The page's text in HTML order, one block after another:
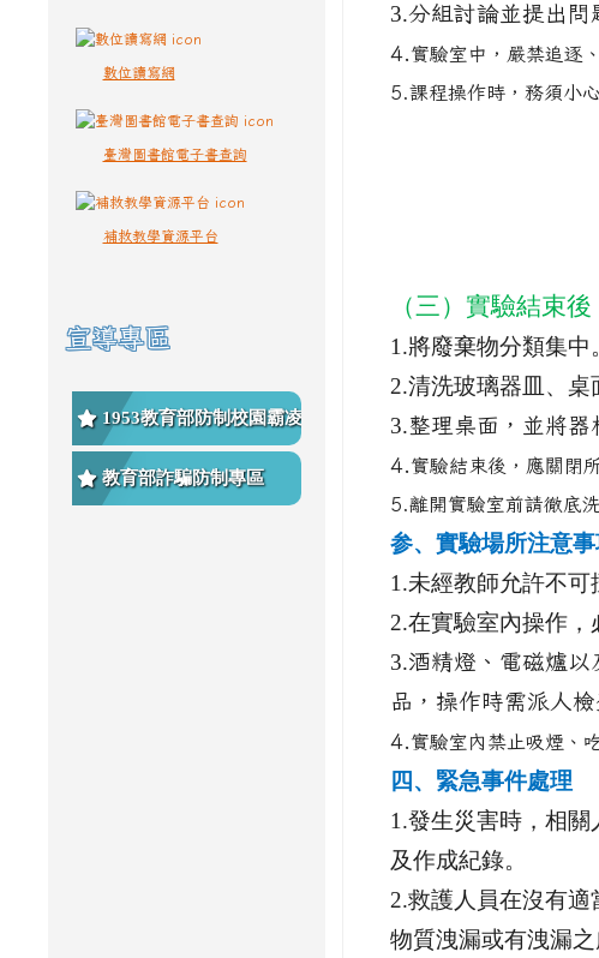
數位讀寫網
臺灣圖書館電子書查詢
補救教學資源平台
宣導專區
1953教育部防制校園霸凌專
區
教育部詐騙防制專區
3.分組討論並提出問
4.實驗室中，嚴禁追逐
5.課程操作時，務須小
（三）實驗結束後
1.將廢棄物分類集中
2.清洗玻璃器皿、桌
3.整理桌面，並將器
4.實驗結束後，應關閉
5.離開實驗室前請徹底
参、實驗場所注意
1.未經教師允許不可
2.在實驗室內操作，
3.酒精燈、電磁爐以
品，操作時需派人
4.實驗室內禁止吸煙、
四、緊急事件處理
1.發生災害時，相
及作成紀錄。
2.救護人員在沒有
物質洩漏或有洩漏